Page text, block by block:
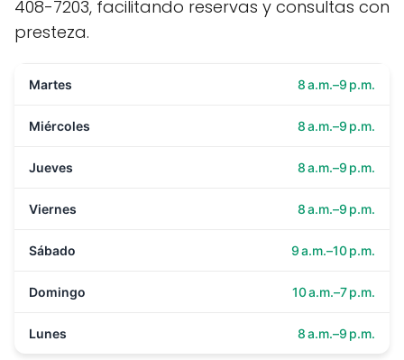
408-7203, facilitando reservas y consultas con
presteza.
Martes 8 a.m.–9 p.m.
Miércoles 8 a.m.–9 p.m.
Jueves 8 a.m.–9 p.m.
Viernes 8 a.m.–9 p.m.
Sábado 9 a.m.–10 p.m.
Domingo 10 a.m.–7 p.m.
Lunes 8 a.m.–9 p.m.